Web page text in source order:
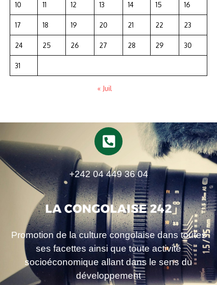
10 11 12 13 14 15 16
17 18 19 20 21 22 23
24 25 26 27 28 29 30
31
« Juil
+242 04 449 36 04
Promotion de la culture congolaise dans toutes
ses facettes ainsi que toute activité
socioéconomique allant dans le sens du
développement